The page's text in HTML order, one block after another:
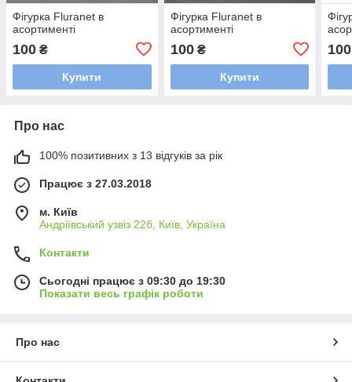
Фігурка Fluranet в
асортименті
100 ₴
Купити
Фігурка Fluranet в
асортименті
100₴
Купити
100
Про нас
100% позитивних з 13 відгуків за рік
Працює з 27.03.2018
м. Київ
Андріївський узвіз 22б, Київ, Україна
Контакти
Сьогодні працює з 09:30 до 19:30
Показати весь графік роботи
Про нас